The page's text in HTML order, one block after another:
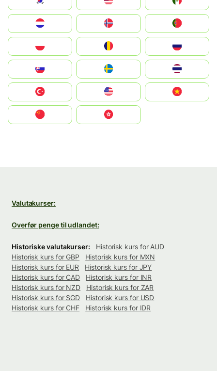
United States
中國香港特別行政區
Valutakurser:
Overfør penge til udlandet:
Historiske valutakurser:
Historisk kurs for AUD
Historisk kurs for GBP
Historisk kurs for MXN
Historisk kurs for EUR
Historisk kurs for JPY
Historisk kurs for CAD
Historisk kurs for INR
Historisk kurs for NZD
Historisk kurs for ZAR
Historisk kurs for SGD
Historisk kurs for USD
Historisk kurs for CHF
Historisk kurs for IDR